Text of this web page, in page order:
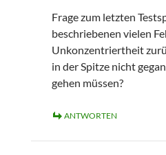
Frage zum letzten
beschriebenen vielen
Unkonzentriertheit
in der Spitze nicht
gehen müssen?
ANTWORTEN